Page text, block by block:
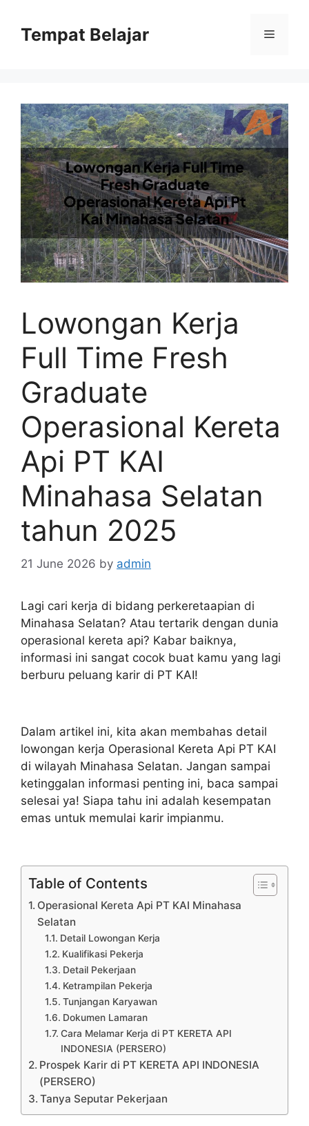
contentTempat Belajar Menu
Lowongan Kerja
Full Time Fresh
Graduate
Operasional Kereta
Api PT KAI
Minahasa Selatan
tahun 2025
21 June 2026 by admin
Lagi cari kerja di bidang perkeretaapian di
Minahasa Selatan? Atau tertarik dengan dunia
operasional kereta api? Kabar baiknya,
informasi ini sangat cocok buat kamu yang lagi
berburu peluang karir di PT KAI!
Dalam artikel ini, kita akan membahas detail
lowongan kerja Operasional Kereta Api PT KAI
di wilayah Minahasa Selatan. Jangan sampai
ketinggalan informasi penting ini, baca sampai
selesai ya! Siapa tahu ini adalah kesempatan
emas untuk memulai karir impianmu.
Table of Contents
Operasional Kereta Api PT KAI Minahasa
Selatan
Detail Lowongan Kerja
Kualifikasi Pekerja
Detail Pekerjaan
Ketrampilan Pekerja
Tunjangan Karyawan
Dokumen Lamaran
Cara Melamar Kerja di PT KERETA API
INDONESIA (PERSERO)
Prospek Karir di PT KERETA API INDONESIA
(PERSERO)
Tanya Seputar Pekerjaan